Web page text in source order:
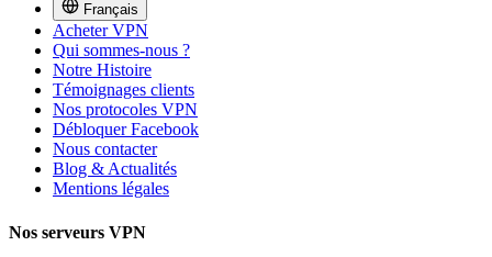
Français
Acheter VPN
Qui sommes-nous ?
Notre Histoire
Témoignages clients
Nos protocoles VPN
Débloquer Facebook
Nous contacter
Blog & Actualités
Mentions légales
Nos serveurs VPN